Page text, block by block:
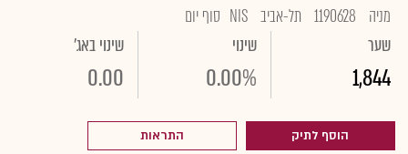
מניה
1190628 תל-אביב NIS סוף יום
שער
1,844
שינוי
0.00%
שינוי באג'
0.00
הוסף לתיק התראות